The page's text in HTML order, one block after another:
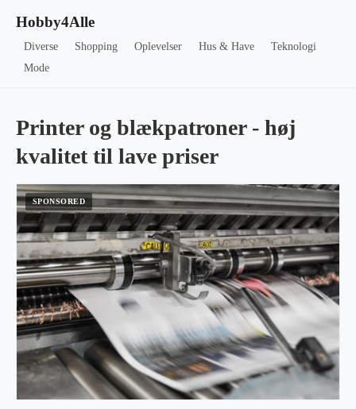
Hobby4Alle
Diverse Shopping Oplevelser Hus & Have
Teknologi
Mode
Printer og blækpatroner - høj
kvalitet til lave priser